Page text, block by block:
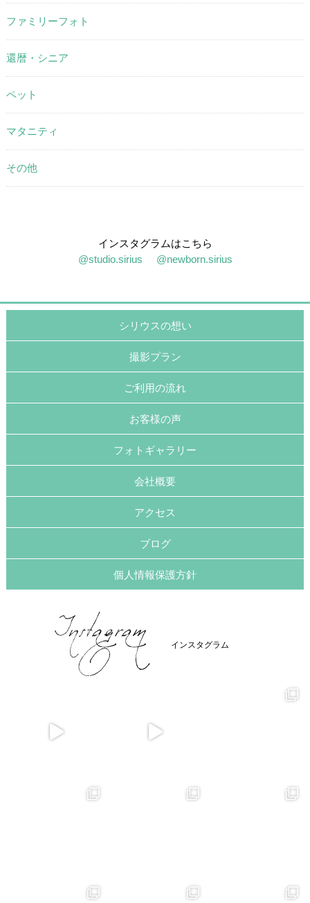
ファミリーフォト
還暦・シニア
ペット
マタニティ
その他
インスタグラムはこちら
@studio.sirius
@newborn.sirius
シリウスの想い
撮影プラン
ご利用の流れ
お客様の声
フォトギャラリー
会社概要
アクセス
ブログ
個人情報保護方針
インスタグラム